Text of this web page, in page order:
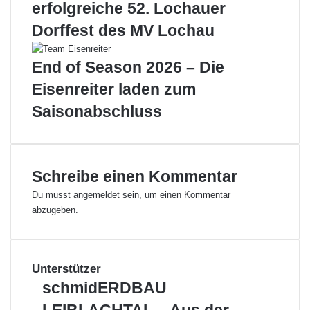
s
o
c
k
e
s
z
erfolgreiche 52. Lochauer
Dorffest des MV Lochau
End of Season 2026 – Die
Eisenreiter laden zum
Saisonabschluss
Schreibe einen Kommentar
Du musst angemeldet sein, um einen Kommentar
abzugeben.
Unterstützer
s
schmidERDBAU